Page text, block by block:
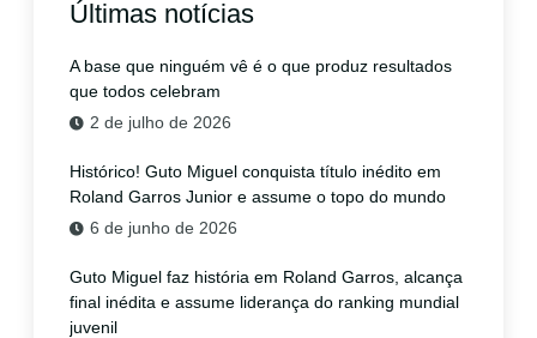
Últimas notícias
A base que ninguém vê é o que produz resultados
que todos celebram
2 de julho de 2026
Histórico! Guto Miguel conquista título inédito em
Roland Garros Junior e assume o topo do mundo
6 de junho de 2026
Guto Miguel faz história em Roland Garros, alcança
final inédita e assume liderança do ranking mundial
juvenil